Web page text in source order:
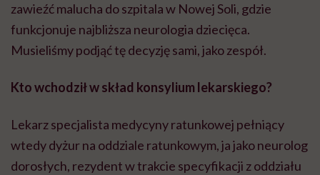
zawieźć malucha do szpitala w Nowej Soli, gdzie
funkcjonuje najbliższa neurologia dziecięca.
Musieliśmy podjąć tę decyzję sami, jako zespół.
Kto wchodził w skład konsylium lekarskiego?
Lekarz specjalista medycyny ratunkowej pełniący
wtedy dyżur na oddziale ratunkowym, ja jako neurolog
dorosłych, rezydent w trakcie specyfikacji z oddziału